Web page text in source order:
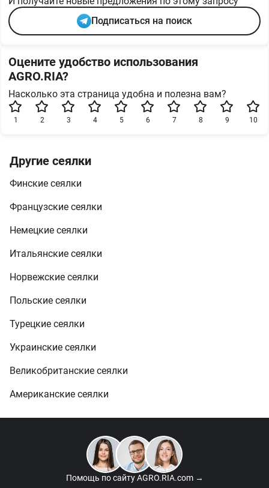
Подписаться на поиск
Оцените удобство использования
AGRO.RIA?
Насколько эта страница удобна и полезна вам?
10
9
8
7
6
5
4
3
2
1
Другие сеялки
Финские сеялки
Французские сеялки
Немецкие сеялки
Итальянские сеялки
Норвежские сеялки
Польские сеялки
Турецкие сеялки
Украинские сеялки
Великобританские сеялки
Американские сеялки
Помощь по сайтуAGRO.RIA.com →